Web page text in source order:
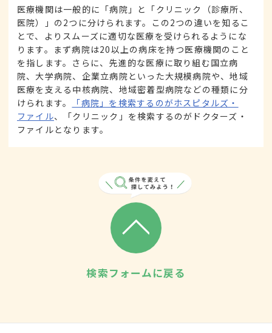
医療機関は一般的に「病院」と「クリニック（診療所、
医院）」の2つに分けられます。この2つの違いを知るこ
とで、よりスムーズに適切な医療を受けられるようにな
ります。まず病院は20以上の病床を持つ医療機関のこと
を指します。さらに、先進的な医療に取り組む国立病
院、大学病院、企業立病院といった大規模病院や、地域
医療を支える中核病院、地域密着型病院などの種類に分
けられます。
「病院」を検索するのがホスピタルズ・
ファイル、「クリニック」を検索するのがドクターズ・
ファイルとなります。
検索フォームに戻る